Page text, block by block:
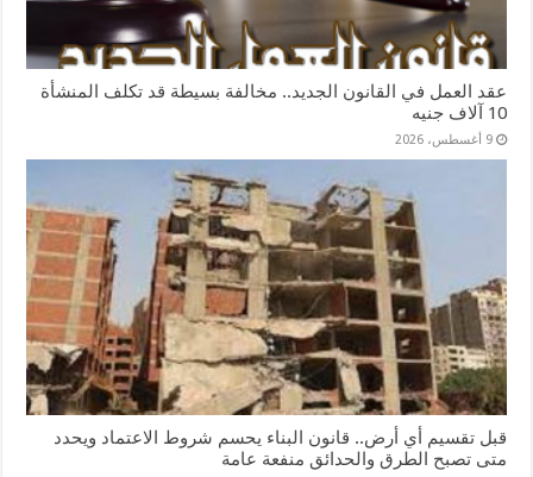
عقد العمل في القانون الجديد.. مخالفة بسيطة قد تكلف المنشأة
10 آلاف جنيه
9 أغسطس، 2026
قبل تقسيم أي أرض.. قانون البناء يحسم شروط الاعتماد ويحدد
متى تصبح الطرق والحدائق منفعة عامة